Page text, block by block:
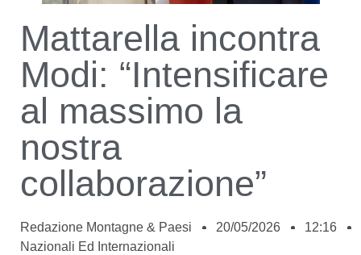
Mattarella incontra
Modi: “Intensificare
al massimo la
nostra
collaborazione”
Redazione Montagne & Paesi 20/05/2026
12:16
Nazionali Ed Internazionali